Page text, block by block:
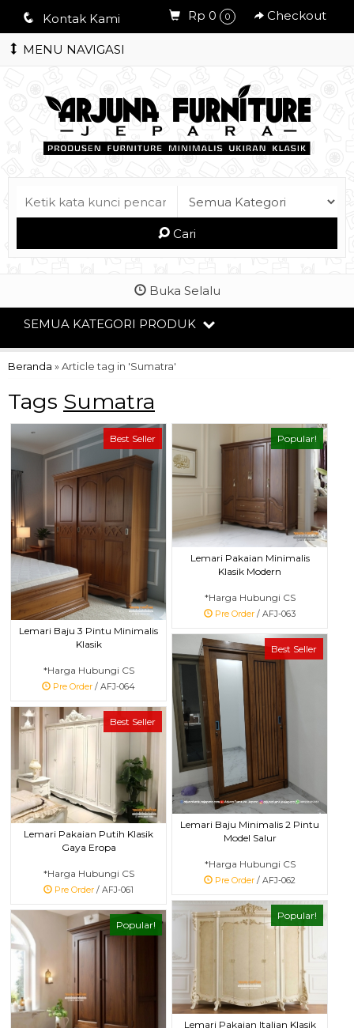
q Kontak Kami Rp 0 0 Checkout
MENU NAVIGASI
Cari
Buka Selalu
SEMUA KATEGORI PRODUK
Beranda » Article tag in 'Sumatra'
Tags Sumatra
Best Seller
Lemari Baju 3 Pintu Minimalis
Klasik
*Harga Hubungi CS
Pre Order / AFJ-064
Popular!
Lemari Pakaian Minimalis
Klasik Modern
*Harga Hubungi CS
Pre Order / AFJ-063
Best Seller
Lemari Baju Minimalis 2 Pintu
Model Salur
*Harga Hubungi CS
Pre Order / AFJ-062
Best Seller
Lemari Pakaian Putih Klasik
Gaya Eropa
*Harga Hubungi CS
Pre Order / AFJ-061
Popular!
Lemari Pakaian Italian Klasik
Popular!